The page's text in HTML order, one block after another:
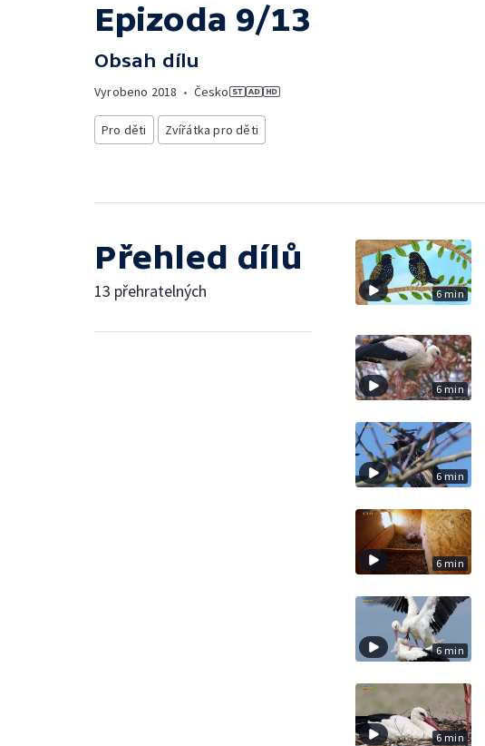
Epizoda 9/13
Obsah dílu
Vyrobeno 2018 • Česko
Pro děti Zvířátka pro děti
Přehled dílů
13 přehratelných 6 min
6 min
6 min
6 min
6 min
6 min